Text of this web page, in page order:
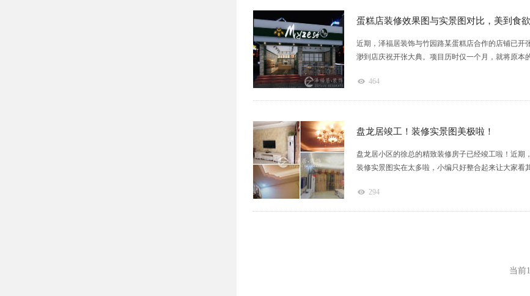
蛋糕店装修效果图与实景图对比，美到食欲
近期，泽福居装饰与竹园路某蛋糕店合作的店铺已开
渺到店庆祝开张大典。项目历时仅一个月，就将原本
464
盘龙居竣工！装修实景图美极啦！
盘龙居小区的徐总的精致装修房子已经竣工啦！近期
装修实景图实在太多啦，小编只好整合起来让大家看
294
当前